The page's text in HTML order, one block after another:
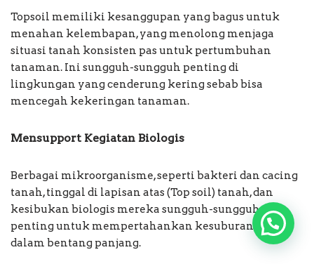
Topsoil memiliki kesanggupan yang bagus untuk
menahan kelembapan, yang menolong menjaga
situasi tanah konsisten pas untuk pertumbuhan
tanaman. Ini sungguh-sungguh penting di
lingkungan yang cenderung kering sebab bisa
mencegah kekeringan tanaman.
Mensupport Kegiatan Biologis
Berbagai mikroorganisme, seperti bakteri dan cacing
tanah, tinggal di lapisan atas (Top soil) tanah, dan
kesibukan biologis mereka sungguh-sungguh
penting untuk mempertahankan kesuburan tanah
dalam bentang panjang.